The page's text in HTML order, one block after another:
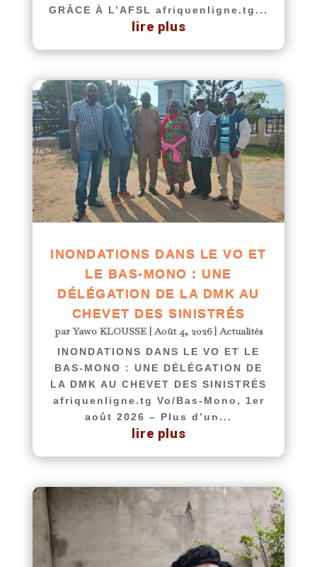
GRÂCE À L’AFSL afriquenligne.tg...
lire plus
INONDATIONS DANS LE VO ET
LE BAS-MONO : UNE
DÉLÉGATION DE LA DMK AU
CHEVET DES SINISTRÉS
parYawo KLOUSSE|Août 4, 2026|Actualités
INONDATIONS DANS LE VO ET LE
BAS-MONO : UNE DÉLÉGATION DE
LA DMK AU CHEVET DES SINISTRÉS
afriquenligne.tg Vo/Bas-Mono, 1er
août 2026 – Plus d’un...
lire plus